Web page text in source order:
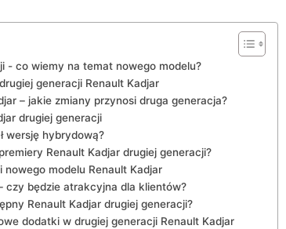
⁢- co ⁣wiemy‌ na temat nowego modelu?
generacji Renault Kadjar
– jakie zmiany⁤ przynosi druga generacja?
drugiej⁤ generacji
wersję hybrydową?
⁣Renault Kadjar drugiej ​generacji?
modelu ⁤Renault Kadjar
czy będzie atrakcyjna dla klientów?
Renault Kadjar drugiej generacji?
dodatki w ⁤drugiej ​generacji ​Renault Kadjar